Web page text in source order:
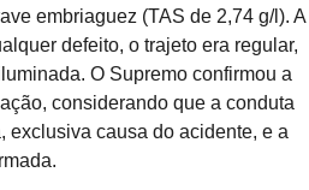
embriaguez (TAS de 2,74 g/l). A
defeito, o trajeto era regular,
O Supremo confirmou a
considerando que a conduta
exclusiva causa do acidente, e a